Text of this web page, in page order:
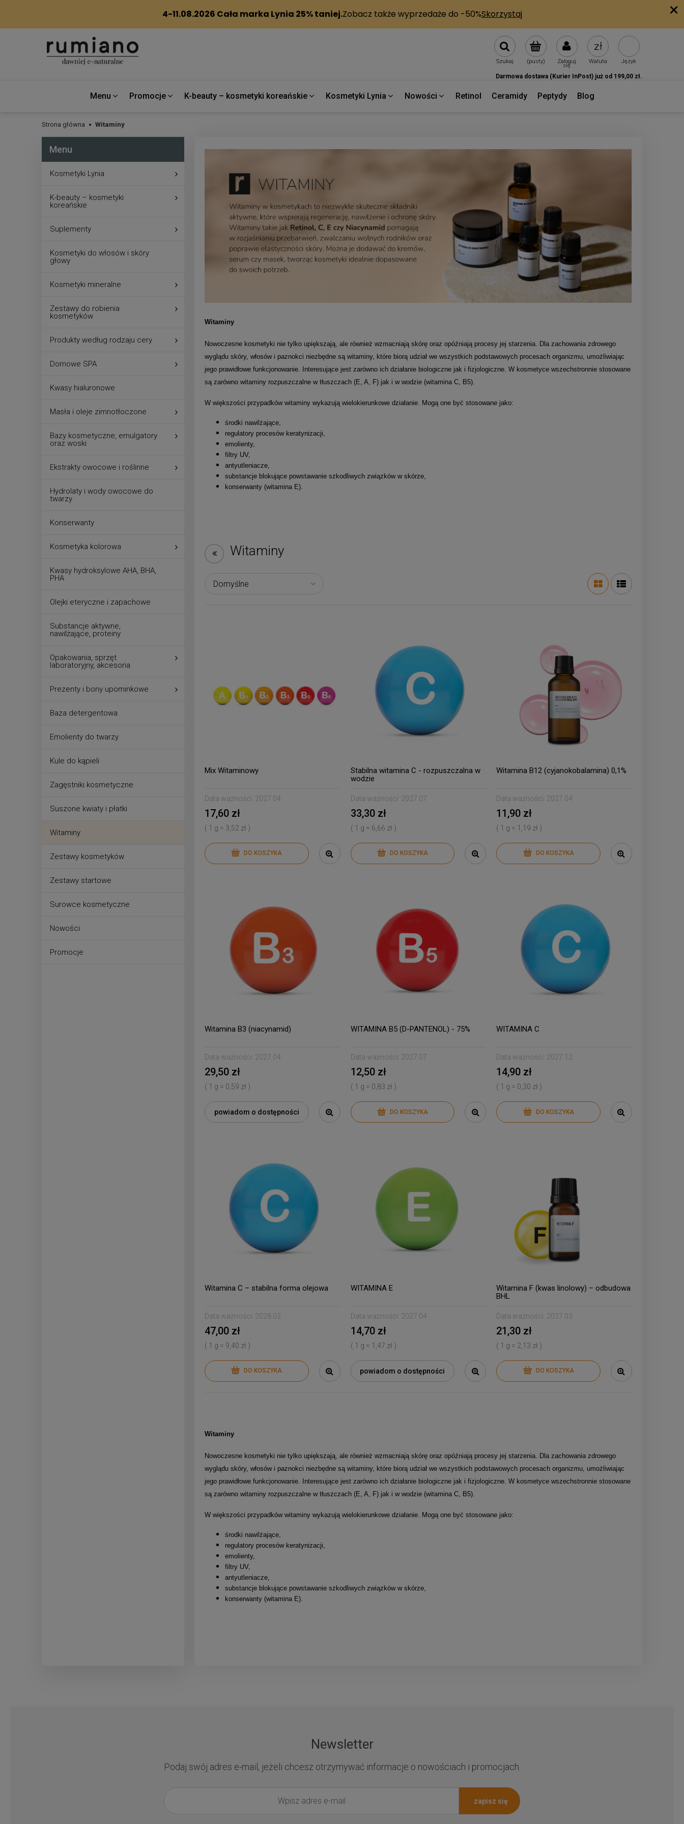
(pusty) Zaloguj
się
Szukaj Waluta Język
Darmowa dostawa (Kurier InPost) już od 199,00 zł.
Menu Promocje K-beauty – kosmetyki koreańskie Kosmetyki Lynia Nowości Retinol Ceramidy Peptydy Blog
Strona główna Witaminy
Menu
Kosmetyki Lynia
K-beauty – kosmetyki
koreańskie
Suplementy
Kosmetyki do włosów i skóry
głowy
Kosmetyki mineralne
Zestawy do robienia
kosmetyków
Produkty według rodzaju cery
Domowe SPA
Kwasy hialuronowe
Masła i oleje zimnotłoczone
Bazy kosmetyczne, emulgatory
oraz woski
Ekstrakty owocowe i roślinne
Hydrolaty i wody owocowe do
twarzy
Konserwanty
Kosmetyka kolorowa
Kwasy hydroksylowe AHA, BHA,
PHA
Olejki eteryczne i zapachowe
Substancje aktywne,
nawilżające, proteiny
Opakowania, sprzęt
laboratoryjny, akcesoria
Prezenty i bony upominkowe
Baza detergentowa
Emolienty do twarzy
Kule do kąpieli
Zagęstniki kosmetyczne
Suszone kwiaty i płatki
Witaminy
Zestawy kosmetyków
Zestawy startowe
Surowce kosmetyczne
Nowości
Promocje
Witaminy
Nowoczesne kosmetyki nie tylko upiększają, ale również wzmacniają skórę oraz opóźniają procesy jej starzenia. Dla zachowania zdrowego
wyglądu skóry, włosów i paznokci niezbędne są witaminy, które biorą udział we wszystkich podstawowych procesach organizmu, umożliwiając
jego prawidłowe funkcjonowanie.
Interesujące jest zarówno ich działanie biologiczne jak i fizjologiczne. W kosmetyce wszechstronnie stosowane
są zarówno witaminy rozpuszczalne w tłuszczach (E, A, F) jak i w wodzie (witamina C, B5).
W większości przypadków witaminy wykazują wielokierunkowe działanie. Mogą one być stosowane jako:
środki nawilżające,
regulatory procesów keratynizacji,
emolienty,
filtry UV,
antyutleniacze,
substancje blokujące powstawanie szkodliwych związków w skórze,
konserwanty (witamina E).
Witaminy
Mix Witaminowy
Data ważności: 2027.04
17,60 zł
( 1 g = 3,52 zł )
DO KOSZYKA
Stabilna witamina C - rozpuszczalna w
wodzie
Data ważności: 2027.07
33,30 zł
( 1 g = 6,66 zł )
DO KOSZYKA
Witamina B12 (cyjanokobalamina) 0,1%
Data ważności: 2027.04
11,90 zł
( 1 g = 1,19 zł )
DO KOSZYKA
Witamina B3 (niacynamid)
Data ważności: 2027.04
29,50 zł
( 1 g = 0,59 zł )
powiadom o dostępności
WITAMINA B5 (D-PANTENOL) - 75%
Data ważności: 2027.07
12,50 zł
( 1 g = 0,83 zł )
DO KOSZYKA
WITAMINA C
Data ważności: 2027.12
14,90 zł
( 1 g = 0,30 zł )
DO KOSZYKA
Witamina C – stabilna forma olejowa
Data ważności: 2028.02
47,00 zł
( 1 g = 9,40 zł )
DO KOSZYKA
WITAMINA E
Data ważności: 2027.04
14,70 zł
( 1 g = 1,47 zł )
powiadom o dostępności
Witamina F (kwas linolowy) – odbudowa
BHL
Data ważności: 2027.03
21,30 zł
( 1 g = 2,13 zł )
DO KOSZYKA
Witaminy
Nowoczesne kosmetyki nie tylko upiększają, ale również wzmacniają skórę oraz opóźniają procesy jej starzenia. Dla zachowania zdrowego
wyglądu skóry, włosów i paznokci niezbędne są witaminy, które biorą udział we wszystkich podstawowych procesach organizmu, umożliwiając
jego prawidłowe funkcjonowanie. Interesujące jest zarówno ich działanie biologiczne jak i fizjologiczne. W kosmetyce wszechstronnie stosowane
są zarówno witaminy rozpuszczalne w tłuszczach (E, A, F) jak i w wodzie (witamina C, B5).
W większości przypadków witaminy wykazują wielokierunkowe działanie. Mogą one być stosowane jako:
środki nawilżające,
regulatory procesów keratynizacji,
emolienty,
filtry UV,
antyutleniacze,
substancje blokujące powstawanie szkodliwych związków w skórze,
konserwanty (witamina E).
Newsletter
Podaj swój adres e-mail, jeżeli chcesz otrzymywać informacje o nowościach i promocjach.
zapisz się